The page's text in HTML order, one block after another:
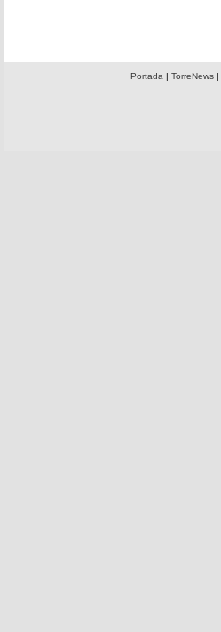
Portada | TorreNews|